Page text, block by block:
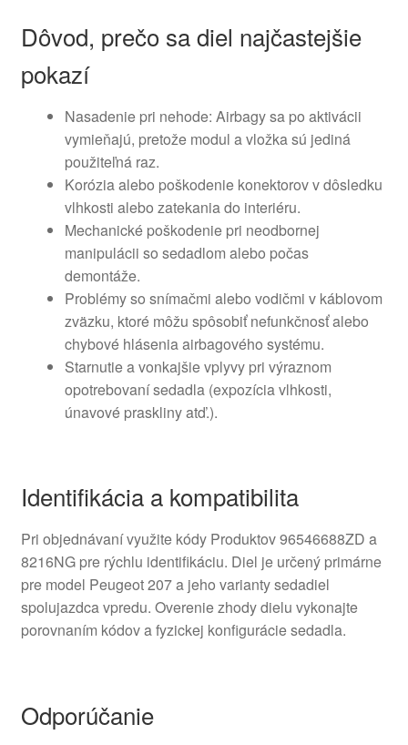
Dôvod, prečo sa diel najčastejšie
pokazí
Nasadenie pri nehode: Airbagy sa po aktivácii
vymieňajú, pretože modul a vložka sú jediná
použiteľná raz.
Korózia alebo poškodenie konektorov v dôsledku
vlhkosti alebo zatekania do interiéru.
Mechanické poškodenie pri neodbornej
manipulácii so sedadlom alebo počas
demontáže.
Problémy so snímačmi alebo vodičmi v káblovom
zväzku, ktoré môžu spôsobiť nefunkčnosť alebo
chybové hlásenia airbagového systému.
Starnutie a vonkajšie vplyvy pri výraznom
opotrebovaní sedadla (expozícia vlhkosti,
únavové praskliny atď.).
Identifikácia a kompatibilita
Pri objednávaní využite kódy Produktov 96546688ZD a
8216NG pre rýchlu identifikáciu. Diel je určený primárne
pre model Peugeot 207 a jeho varianty sedadiel
spolujazdca vpredu. Overenie zhody dielu vykonajte
porovnaním kódov a fyzickej konfigurácie sedadla.
Odporúčanie